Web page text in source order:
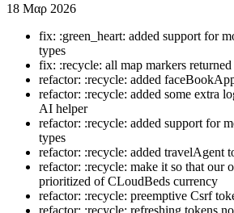
18 Μαρ 2026
fix: :green_heart: added support for
types
fix: :recycle: all map markers returned
refactor: :recycle: added
refactor: :recycle: added some extra
AI helper
refactor: :recycle: added support for
types
refactor: :recycle: added travelAgent
refactor: :recycle: make it so that our
prioritized of CLoudBeds currency
refactor: :recycle: preemptive Csrf
refactor: :recycle: refreshing tokens